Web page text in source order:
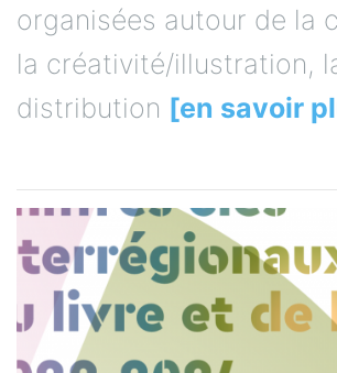
organisées autour de la
la créativité/illustration,
distribution [en savoir